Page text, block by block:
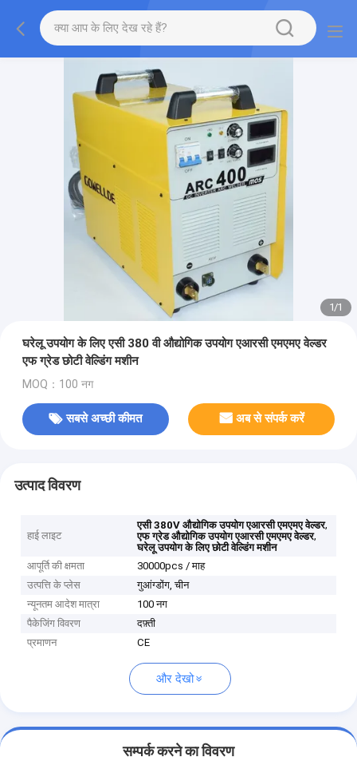
1/1
घरेलू उपयोग के लिए एसी 380 वी औद्योगिक उपयोग एआरसी एमएमए वेल्डर
एफ ग्रेड छोटी वेल्डिंग मशीन
MOQ：100 नग
सबसे अच्छी कीमत अब से संपर्क करें
उत्पाद विवरण
हाई लाइट
एसी 380V औद्योगिक उपयोग एआरसी एमएमए वेल्डर,
एफ ग्रेड औद्योगिक उपयोग एआरसी एमएमए वेल्डर,
घरेलू उपयोग के लिए छोटी वेल्डिंग मशीन
आपूर्ति की क्षमता
30000pcs / माह
उत्पत्ति के प्लेस
गुआंग्डोंग, चीन
न्यूनतम आदेश मात्रा
100 नग
पैकेजिंग विवरण
दफ़्ती
प्रमाणन
CE
और देखो
सम्पर्क करने का विवरण